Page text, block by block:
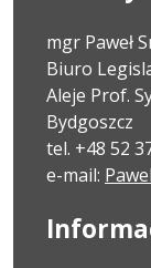
mgr Paweł
Biuro
Aleje Prof.
Bydgoszcz
tel. +48 52
e-mail: